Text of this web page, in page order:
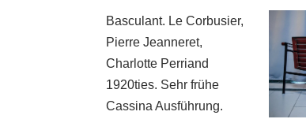
Basculant. Le Corbusier,
Pierre Jeanneret,
Charlotte Perriand
1920ties. Sehr frühe
Cassina Ausführung.